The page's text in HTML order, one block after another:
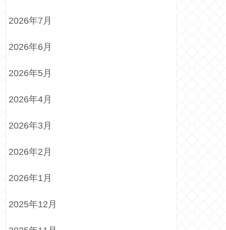
2026年7月
2026年6月
2026年5月
2026年4月
2026年3月
2026年2月
2026年1月
2025年12月